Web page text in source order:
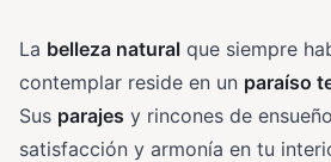
La belleza natural que siempre
contemplar reside en un paraíso
Sus parajes y rincones de
satisfacción y armonía en tu